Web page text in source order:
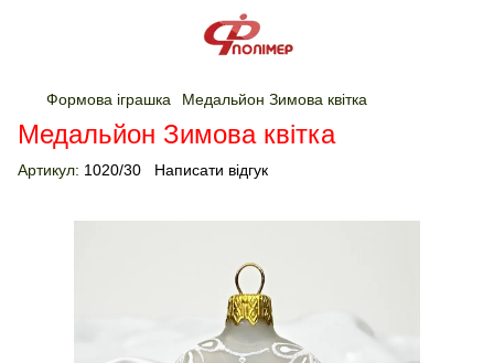
Формова іграшка Медальйон Зимова квітка
Медальйон Зимова квітка
Артикул: 1020/30 Написати відгук